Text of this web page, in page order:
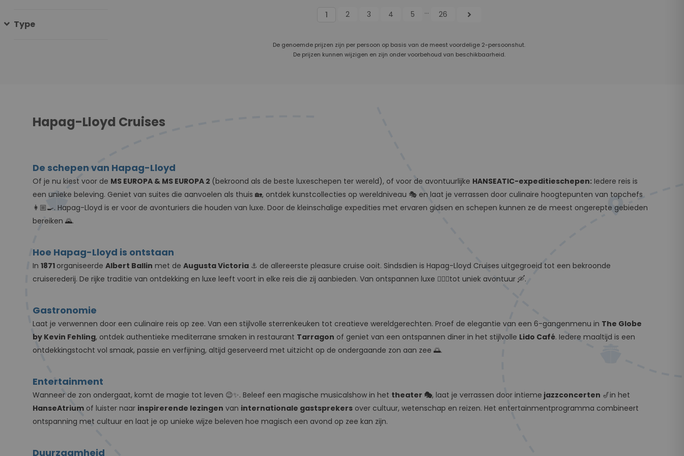
Type
1 2 3 4 5 ... 26 chevron_right
De genoemde prijzen zijn per persoon op basis van de meest voordelige 2-persoonshut.
De prijzen kunnen wijzigen en zijn onder voorbehoud van beschikbaarheid.
Hapag-Lloyd Cruises
De schepen van Hapag-Lloyd
Of je nu kiest voor de MS EUROPA & MS EUROPA 2 (bekroond als de beste luxeschepen ter wereld), of voor de avontuurlijke HANSEATIC-expeditieschepen: Iedere reis is
een unieke beleving. Geniet van suites die aanvoelen als thuis 🏡, ontdek kunstcollecties op wereldniveau 🎭 en laat je verrassen door culinaire hoogtepunten van topchefs
👩🏼‍🍳. Hapag-Lloyd is er ​​voor de avonturiers die houden van luxe. Door de kleinschalige expedities met ervaren gidsen en schepen kunnen ze de meest ongerepte gebieden
bereiken 🌄.
Hoe Hapag-Lloyd is ontstaan
In 1871 organiseerde Albert Ballin met de Augusta Victoria ⚓️ de allereerste pleasure cruise ooit. Sindsdien is Hapag-Lloyd Cruises uitgegroeid tot een bekroonde
cruiserederij. De rijke traditie van ontdekking en luxe leeft voort in elke reis die zij aanbieden. Van ontspannen luxe 🧖🏼‍♀️tot uniek avontuur 🛶.
Gastronomie
Laat je verwennen door een culinaire reis op zee. Van een stijlvolle sterrenkeuken tot creatieve wereldgerechten. Proef de elegantie van een 6-gangenmenu in The Globe
by Kevin Fehling, ontdek authentieke mediterrane smaken in restaurant Tarragon of geniet van een ontspannen diner in het stijlvolle Lido Café. Iedere maaltijd is een
ontdekkingstocht vol smaak, passie en verfijning, altijd geserveerd met uitzicht op de ondergaande zon aan zee 🌅.
Entertainment
Wanneer de zon ondergaat, komt de magie tot leven 😉✨. Beleef een magische musicalshow in het theater 🎭, laat je verrassen door intieme jazzconcerten 🎷in het
HanseAtrium of luister naar inspirerende lezingen van internationale gastsprekers over cultuur, wetenschap en reizen. Het entertainmentprogramma combineert
ontspanning met cultuur en laat je op unieke wijze beleven hoe magisch een avond op zee kan zijn.
Duurzaamheid